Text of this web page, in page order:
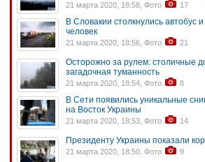
21 марта 2020, 18:58, Фото 17
В Словакии столкнулись автобус и
человек
21 марта 2020, 18:56, Фото 21
Осторожно за рулем: столичные
загадочная туманность
21 марта 2020, 18:54, Фото 8
В Сети появились уникальные
на Восток Украины
21 марта 2020, 18:53, Фото 14
Президенту Украины показали
21 марта 2020, 18:50, Фото 9